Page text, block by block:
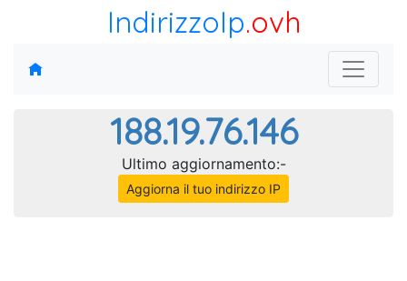
IndirizzoIp.ovh
188.19.76.146
Ultimo aggiornamento:-
Aggiorna il tuo indirizzo IP